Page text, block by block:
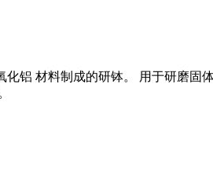
铝 材料制成的研钵。 用于研磨固